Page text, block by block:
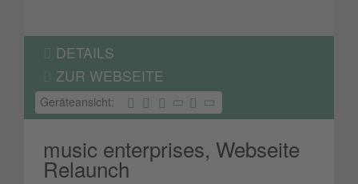
DETAILS
ZUR WEBSEITE
Geräteansicht:
music enterprises, Webseite
Relaunch